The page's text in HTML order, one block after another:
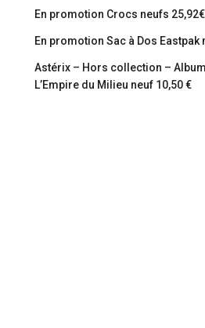
En promotion Crocs neufs 25,92€
En promotion Sac à Dos Eastpak
Astérix – Hors collection –
L’Empire du Milieu neuf 10,50 €